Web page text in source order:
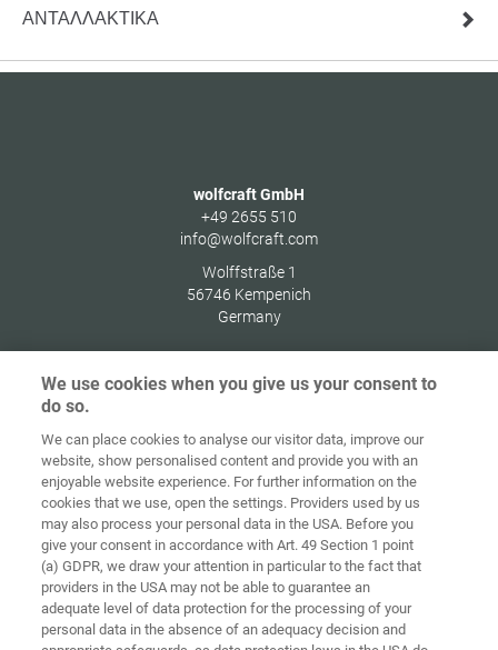
ΑΝΤΑΛΛΑΚΤΙΚΆ
wolfcraft GmbH
+49 2655 510
info@wolfcraft.com
Wolffstraße 1
56746 Kempenich
Germany
Αρχική Επικοινωνία
Στοιχεία
έκδοσης δεδομένων
Γενικοί Όροι
Συναλλαγών
Οδηγίες για
Cookies Σύνδεση
Accessibility
Statement
Ρυθμίσεις cookies
We use cookies when you give us your consent to
do so.
We can place cookies to analyse our visitor data, improve our
website, show personalised content and provide you with an
enjoyable website experience. For further information on the
cookies that we use, open the settings. Providers used by us
may also process your personal data in the USA. Before you
give your consent in accordance with Art. 49 Section 1 point
(a) GDPR, we draw your attention in particular to the fact that
providers in the USA may not be able to guarantee an
adequate level of data protection for the processing of your
personal data in the absence of an adequacy decision and